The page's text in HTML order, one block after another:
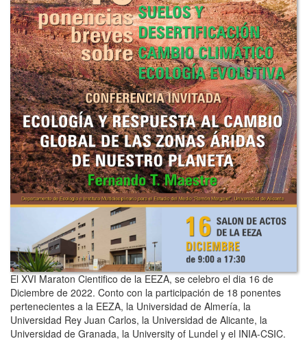
El XVI Maraton Cientifico de la EEZA, se celebro el dia 16 de
Diciembre de 2022. Conto con la participación de 18 ponentes
pertenecientes a la EEZA, la Universidad de Almería, la
Universidad Rey Juan Carlos, la Universidad de Alicante, la
Universidad de Granada, la University of Lundel y el INIA-CSIC.